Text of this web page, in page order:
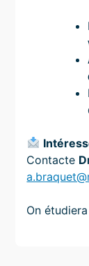
Contacte
On